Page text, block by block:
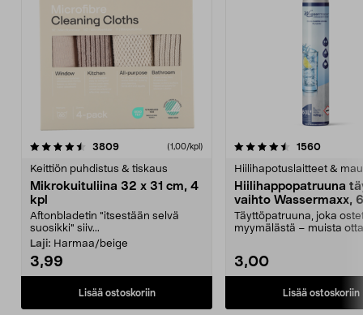
3809arvostelut (1,00/kpl)
Keittiön puhdistus & tiskaus
Mikrokuituliina 32 x 31 cm, 4
kpl
Aftonbladetin "itsestään selvä
suosikki" siiv...
Laji: Harmaa/beige
3,99
Lisää ostoskoriin
4.5viidestä
1560
Hiilihapotuslaitteet &
Hiilihappopatruuna
vaihto Wassermaxx,
Täyttöpatruuna, joka
myymälästä – muista
3,00
Lisää ostoskoriin
4.5viidestä